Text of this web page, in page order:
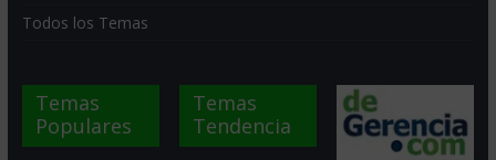
Todos los Temas
Temas
Populares
Temas
Tendencia